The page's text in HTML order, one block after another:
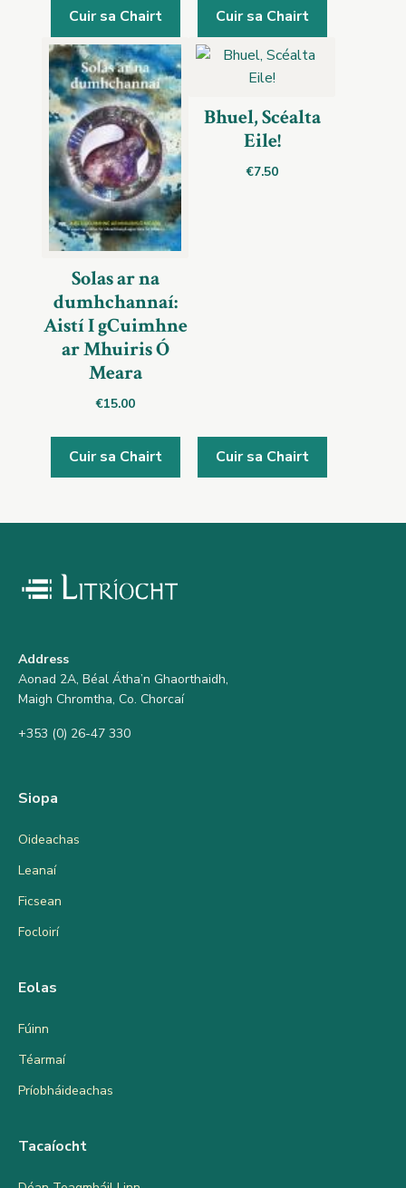
Cuir sa Chairt Cuir sa Chairt
Solas ar na
dumhchannaí:
Aistí I gCuimhne
ar Mhuiris Ó
Meara
€15.00
Cuir sa Chairt
Bhuel, Scéalta
Eile!
€7.50
Cuir sa Chairt
Address
Aonad 2A, Béal Átha’n Ghaorthaidh,
Maigh Chromtha, Co. Chorcaí
+353 (0) 26-47 330
Siopa
Oideachas
Leanaí
Ficsean
Focloirí
Eolas
Fúinn
Téarmaí
Príobháideachas
Tacaíocht